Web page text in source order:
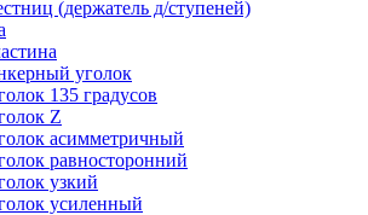
(держатель д/ступеней)
уголок
135 градусов
Z
асимметричный
равносторонний
узкий
усиленный